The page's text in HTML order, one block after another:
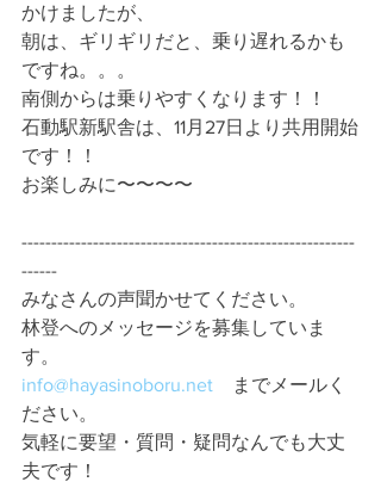
かけましたが、
朝は、ギリギリだと、乗り遅れるかも
ですね。。。
南側からは乗りやすくなります！！
石動駅新駅舎は、11月27日より共用開始
です！！
お楽しみに〜〜〜〜
--------------------------------------------------------
------
みなさんの声聞かせてください。
林登へのメッセージを募集していま
す。
info@hayasinoboru.net までメールく
ださい。
気軽に要望・質問・疑問なんでも大丈
夫です！